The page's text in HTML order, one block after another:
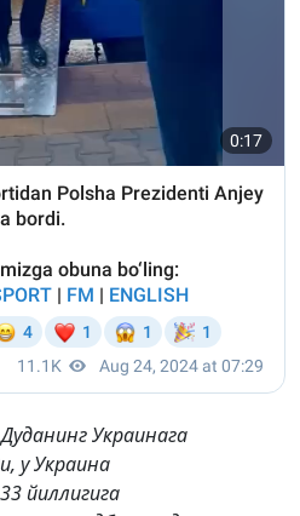
Украинага
у Украина
йиллигига